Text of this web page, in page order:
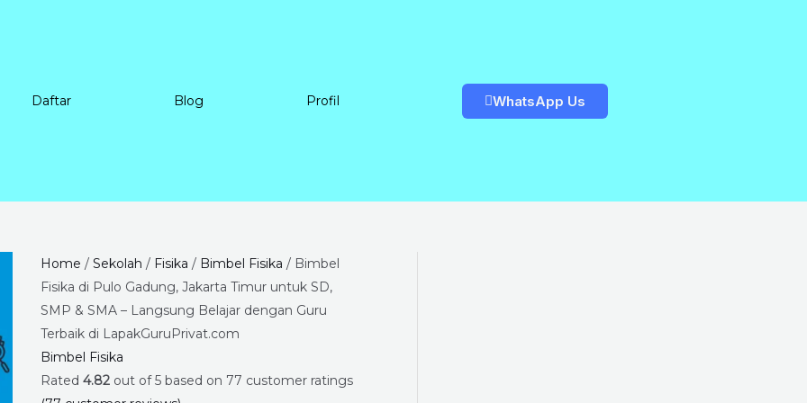
Daftar Blog Profil WhatsApp Us
Home / Sekolah / Fisika / Bimbel Fisika / Bimbel
Fisika di Pulo Gadung, Jakarta Timur untuk SD,
SMP & SMA – Langsung Belajar dengan Guru
Terbaik di LapakGuruPrivat.com
Bimbel Fisika
Rated 4.82out of 5 based on 77 customer ratings
Price
range:
Rp225.000
through
Bimbel
Fisika
di
Pulo
Gadung,
Jakarta